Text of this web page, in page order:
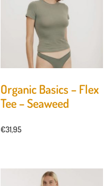
Organic Basics – Flex
Tee – Seaweed
€31,95